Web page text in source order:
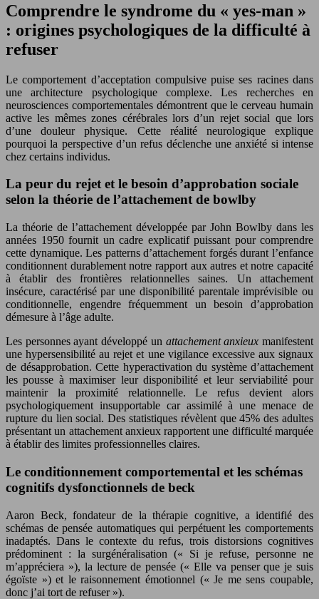
Comprendre le syndrome du « yes-man »
: origines psychologiques de la difficulté à
refuser
Le comportement d’acceptation compulsive puise ses racines dans
une architecture psychologique complexe. Les recherches en
neurosciences comportementales démontrent que le cerveau humain
active les mêmes zones cérébrales lors d’un rejet social que lors
d’une douleur physique. Cette réalité neurologique explique
pourquoi la perspective d’un refus déclenche une anxiété si intense
chez certains individus.
La peur du rejet et le besoin d’approbation sociale
selon la théorie de l’attachement de bowlby
La théorie de l’attachement développée par John Bowlby dans les
années 1950 fournit un cadre explicatif puissant pour comprendre
cette dynamique. Les patterns d’attachement forgés durant l’enfance
conditionnent durablement notre rapport aux autres et notre capacité
à établir des frontières relationnelles saines. Un attachement
insécure, caractérisé par une disponibilité parentale imprévisible ou
conditionnelle, engendre fréquemment un besoin d’approbation
démesure à l’âge adulte.
Les personnes ayant développé un attachement anxieux manifestent
une hypersensibilité au rejet et une vigilance excessive aux signaux
de désapprobation. Cette hyperactivation du système d’attachement
les pousse à maximiser leur disponibilité et leur serviabilité pour
maintenir la proximité relationnelle. Le refus devient alors
psychologiquement insupportable car assimilé à une menace de
rupture du lien social. Des statistiques révèlent que 45% des adultes
présentant un attachement anxieux rapportent une difficulté marquée
à établir des limites professionnelles claires.
Le conditionnement comportemental et les schémas
cognitifs dysfonctionnels de beck
Aaron Beck, fondateur de la thérapie cognitive, a identifié des
schémas de pensée automatiques qui perpétuent les comportements
inadaptés. Dans le contexte du refus, trois distorsions cognitives
prédominent : la surgénéralisation (« Si je refuse, personne ne
m’appréciera »), la lecture de pensée (« Elle va penser que je suis
égoïste ») et le raisonnement émotionnel (« Je me sens coupable,
donc j’ai tort de refuser »).